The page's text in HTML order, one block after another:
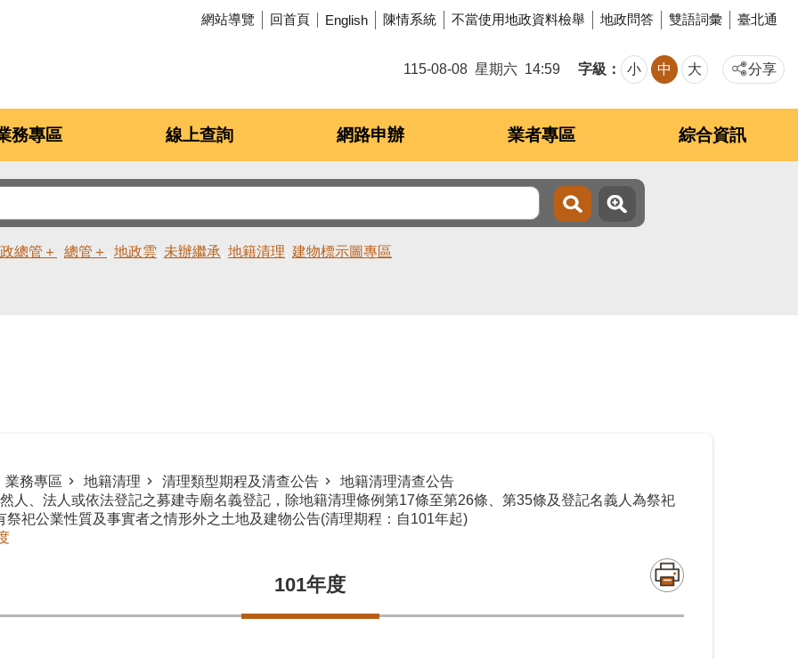
網站導覽 回首頁 English 陳情系統 不當使用地政資料檢舉 地政問答 雙語詞彙 臺北通
115-08-08 星期六 14:59 字級 小 中 大 分享
務專區 線上查詢 網路申辦 業者專區 綜合資訊
總管＋ 總管＋ 地政雲 未辦繼承 地籍清理 建物標示圖專區
業務專區 地籍清理 清理類型期程及清查公告
地籍清理清查公告
人、法人或依法登記之募建寺廟名義登記，除地籍清理條例第17條至第26條、第35條及登記名義人為祭祀
祭祀公業性質及事實者之情形外之土地及建物公告(清理期程：自101年起)
101年度